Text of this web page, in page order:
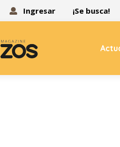
Ingresar ¡Se busca!